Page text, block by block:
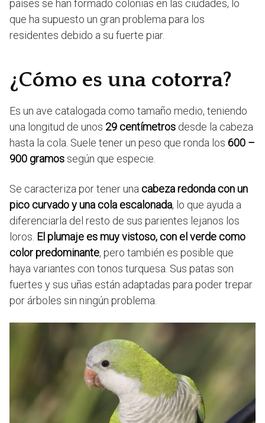
países se han formado colonias en las ciudades, lo
que ha supuesto un gran problema para los
residentes debido a su fuerte piar.
¿Cómo es una cotorra?
Es un ave catalogada como tamaño medio, teniendo
una longitud de unos 29 centímetros desde la cabeza
hasta la cola. Suele tener un peso que ronda los 600 –
900 gramos según que especie.
Se caracteriza por tener una cabeza redonda con un
pico curvado y una cola escalonada, lo que ayuda a
diferenciarla del resto de sus parientes lejanos los
loros. El plumaje es muy vistoso, con el verde como
color predominante, pero también es posible que
haya variantes con tonos turquesa. Sus patas son
fuertes y sus uñas están adaptadas para poder trepar
por árboles sin ningún problema.